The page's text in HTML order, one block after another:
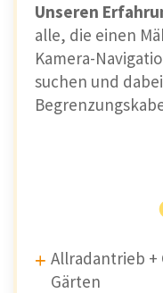
Unseren
alle, die einen
Kamera-
suchen und
Allradantrieb +
Gärten